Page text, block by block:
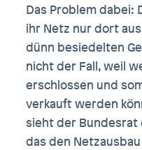
Das Problem dabei:
ihr Netz nur dort
dünn besiedelten
nicht der Fall, weil
erschlossen und
verkauft werden
sieht der Bundesrat
das den